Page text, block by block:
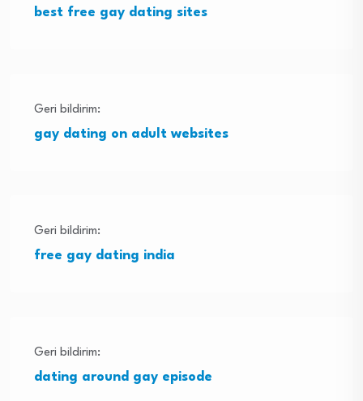
best free gay dating sites
Geri bildirim:
gay dating on adult websites
Geri bildirim:
free gay dating india
Geri bildirim:
dating around gay episode